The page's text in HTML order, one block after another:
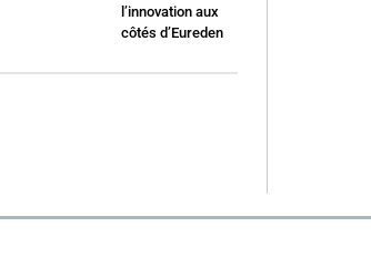
l’innovation aux
côtés d’Eureden